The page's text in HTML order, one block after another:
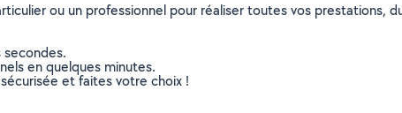
ou un professionnel pour réaliser toutes vos prestations,
secondes.
en quelques minutes.
et faites votre choix !